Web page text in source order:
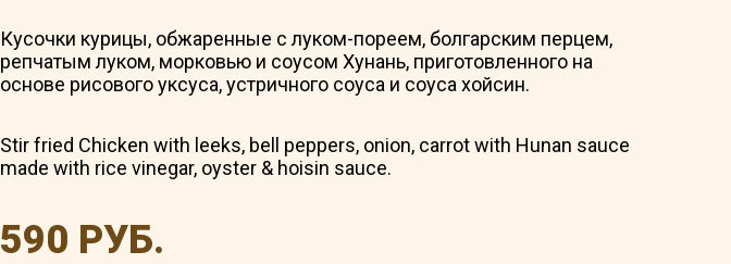
Кусочки курицы, обжаренные с луком-пореем, болгарским перцем,
репчатым луком, морковью и соусом Хунань, приготовленного на
основе рисового уксуса, устричного соуса и соуса хойсин.
Stir fried Chicken with leeks, bell peppers, onion, carrot with Hunan sauce
made with rice vinegar, oyster & hoisin sauce.
590 РУБ.